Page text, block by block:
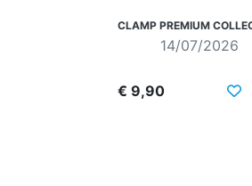
CLAMP PREMIUM
14/07/2026
€ 9,90